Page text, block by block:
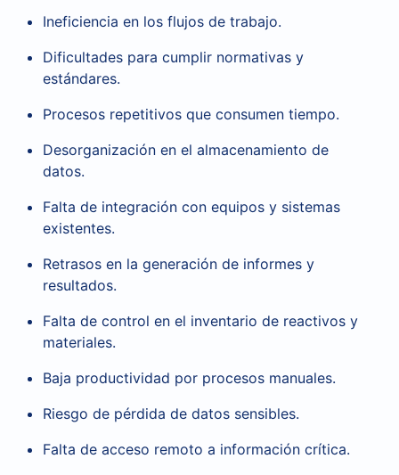
Ineficiencia en los flujos de trabajo.
Dificultades para cumplir normativas y
estándares.
Procesos repetitivos que consumen tiempo.
Desorganización en el almacenamiento de
datos.
Falta de integración con equipos y sistemas
existentes.
Retrasos en la generación de informes y
resultados.
Falta de control en el inventario de reactivos y
materiales.
Baja productividad por procesos manuales.
Riesgo de pérdida de datos sensibles.
Falta de acceso remoto a información crítica.